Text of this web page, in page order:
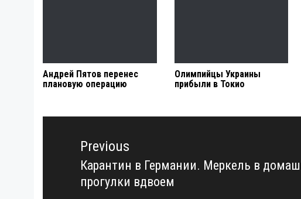
Андрей Пятов перенес
плановую операцию
Олимпийцы Украины
прибыли в Токио
Навигация
записямPrevious
Previous
post:
Карантин в Германии. Меркель в
прогулки вдвоем